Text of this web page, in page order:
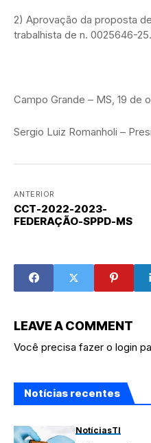
2) Aprovação da proposta
trabalhista de n. 0025646-
Campo Grande – MS, 19 de
Sergio Luiz Romanholi –
ANTERIOR
CCT-2022-2023-
FEDERAÇÃO-SPPD-MS
LEAVE A COMMENT
Você precisa fazer o login
Notícias recentes
NotíciasTI